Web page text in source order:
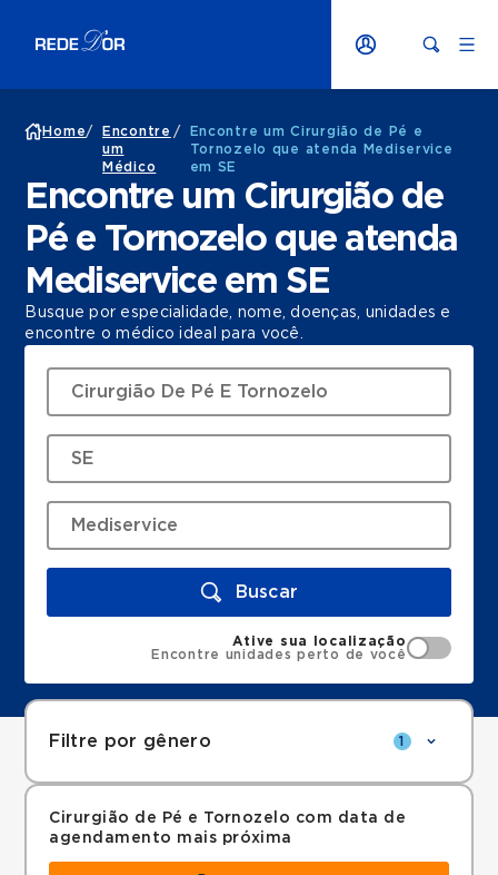
Home/
Encontre
um
Médico
/
Encontre um Cirurgião de Pé e
Tornozelo que atenda Mediservice
em SE
Encontre um Cirurgião de
Pé e Tornozelo que atenda
Mediservice em SE
Busque por especialidade, nome, doenças, unidades e
encontre o médico ideal para você.
Buscar
Ative sua localização
Encontre unidades perto de você
Filtre por gênero 1
Cirurgião de Pé e Tornozelo com data de
agendamento mais próxima